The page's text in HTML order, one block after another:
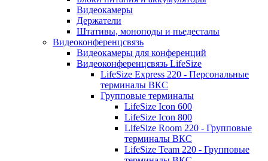
Видеокамеры
Держатели
Штативы, моноподы и пьедесталы
Видеоконференцсвязь
Видеокамеры для конференций
Видеоконференцсвязь LifeSize
LifeSize Express 220 - Персональные
терминалы ВКС
Групповые терминалы
LifeSize Icon 600
LifeSize Icon 800
LifeSize Room 220 - Групповые
терминалы ВКС
LifeSize Team 220 - Групповые